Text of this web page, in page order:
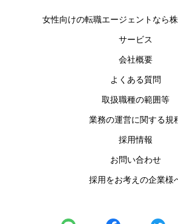
女性向けの転職エージェントなら
サービス
会社概要
よくある質問
取扱職種の範囲等
業務の運営に関する規
採用情報
お問い合わせ
採用をお考えの企業様